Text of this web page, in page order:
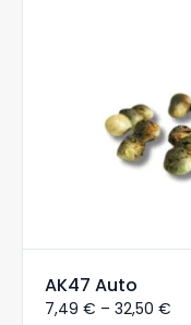
AK47 Auto
7,49 € – 32,50 €